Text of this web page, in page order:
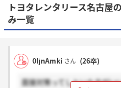
トヨタレンタリース名古屋
み一覧
0IjnAmki さん (26卒)
面接対策ってしといた方がい